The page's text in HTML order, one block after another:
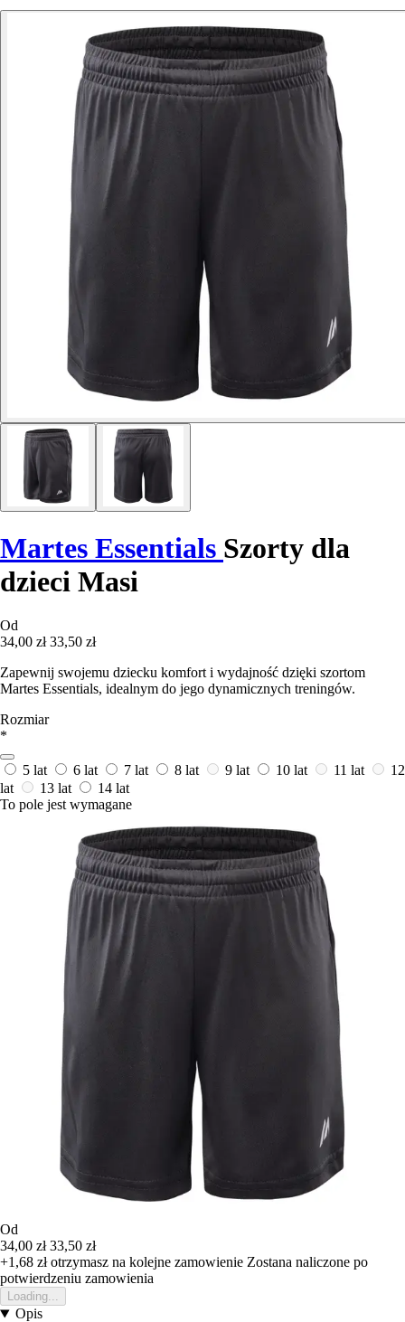
Martes Essentials Szorty dla
dzieci Masi
Od
34,00 zł 33,50 zł
Zapewnij swojemu dziecku komfort i wydajność dzięki szortom
Martes Essentials, idealnym do jego dynamicznych treningów.
Rozmiar
*
5 lat 6 lat 7 lat 8 lat 9 lat 10 lat 11 lat
12
lat
13 lat
14 lat
To pole jest wymagane
Od
34,00 zł 33,50 zł
+1,68 złotrzymasz na kolejne zamowienie Zostana naliczone po
potwierdzeniu zamowienia
Loading...
Opis